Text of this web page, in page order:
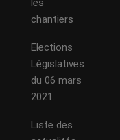
les
chantiers
Elections
Législatives
du 06 mars
2021.
Liste des